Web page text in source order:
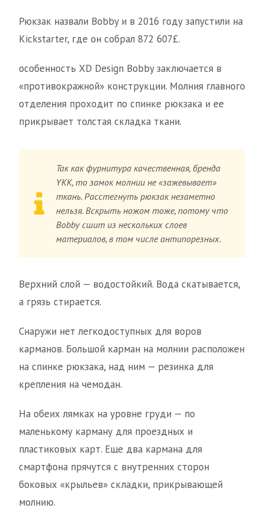
Рюкзак назвали Bobby и в 2016 году запустили на
Kickstarter, где он собрал 872 607£.
особенность XD Design Bobby заключается в
«противокражной» конструкции. Молния главного
отделения проходит по спинке рюкзака и ее
прикрывает толстая складка ткани.
Так как фурнитура качественная, бренда
YKK, то замок молнии не «зажевывает»
ткань. Расстегнуть рюкзак незаметно
нельзя. Вскрыть ножом тоже, потому что
Bobby сшит из нескольких слоев
материалов, в том числе антипорезных.
Верхний слой — водостойкий. Вода скатывается,
а грязь стирается.
Снаружи нет легкодоступных для воров
карманов. Большой карман на молнии расположен
на спинке рюкзака, над ним — резинка для
крепления на чемодан.
На обеих лямках на уровне груди — по
маленькому карману для проездных и
пластиковых карт. Еще два кармана для
смартфона прячутся с внутренних сторон
боковых «крыльев» складки, прикрывающей
молнию.